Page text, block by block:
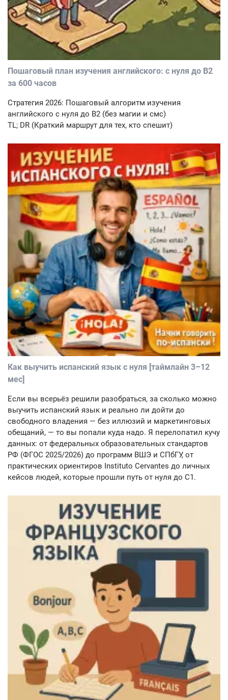
Пошаговый план изучения английского: с нуля до B2
за 600 часов
Стратегия 2026: Пошаговый алгоритм изучения
английского с нуля до B2 (без магии и смс)
TL; DR (Краткий маршрут для тех, кто спешит)
Как выучить испанский язык с нуля [таймлайн 3–12
мес]
Если вы всерьёз решили разобраться, за сколько можно
выучить испанский язык и реально ли дойти до
свободного владения — без иллюзий и маркетинговых
обещаний, — то вы попали куда надо. Я перелопатил кучу
данных: от федеральных образовательных стандартов
РФ (ФГОС 2025/2026) до программ ВШЭ и СПбГУ, от
практических ориентиров Instituto Cervantes до личных
кейсов людей, которые прошли путь от нуля до C1.